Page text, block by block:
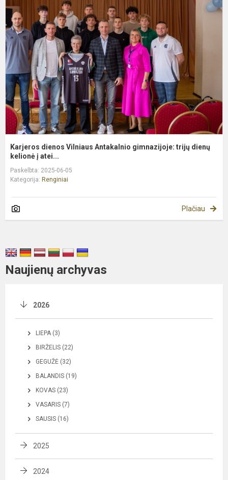
Karjeros dienos Vilniaus Antakalnio gimnazijoje: trijų dienų
kelionė į atei...
Paskelbta: 2025-06-05
Kategorija: Renginiai
Plačiau
Naujienų archyvas
2026
LIEPA (3)
BIRŽELIS (22)
GEGUŽĖ (32)
BALANDIS (19)
KOVAS (23)
VASARIS (7)
SAUSIS (16)
2025
2024